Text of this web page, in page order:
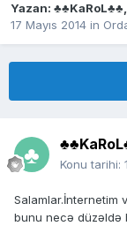
Yazan: ♣♣KaRoL♣♣,
17 Mayıs 2014 in
Konu tarihi:
Salamlar.İnternetim
bunu necə düzəldə